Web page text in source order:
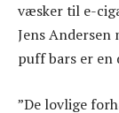
væsker til e-
Jens Andersen
puff bars er en
”De lovlige